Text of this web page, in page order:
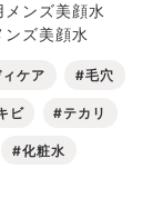
メンズ美顔水
ンズ美顔水
ケア #毛穴
ビ #テカリ
#化粧水